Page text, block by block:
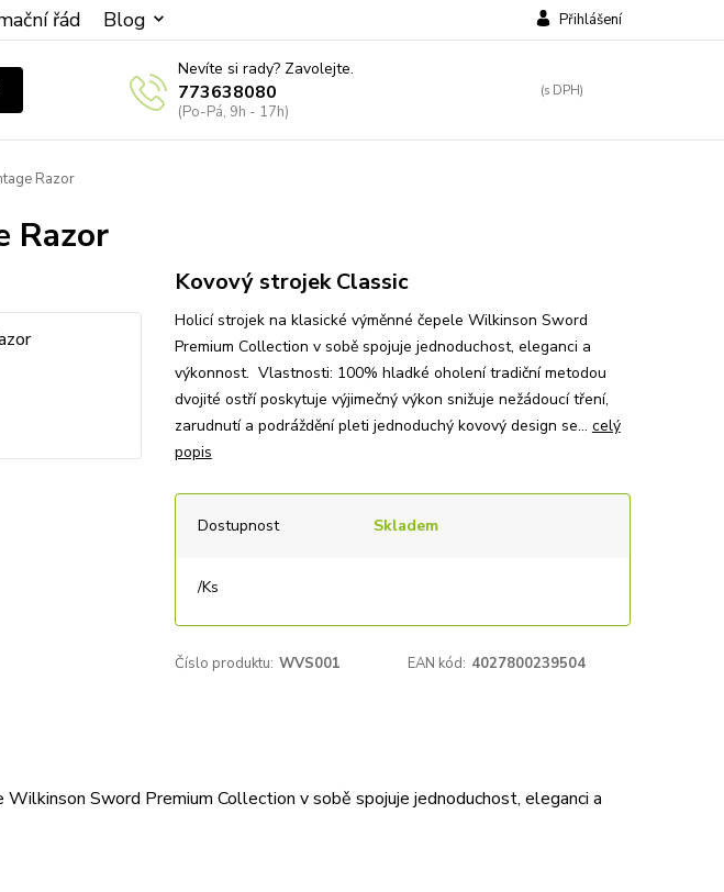
řád Blog Přihlášení
Nevíte si rady? Zavolejte.
773638080
(Po-Pá, 9h - 17h)
Razor
Razor
Kovový strojek Classic
Holicí strojek na klasické výměnné čepele Wilkinson Sword
Premium Collection v sobě spojuje jednoduchost, eleganci a
výkonnost. Vlastnosti: 100% hladké oholení tradiční metodou
dvojité ostří poskytuje výjimečný výkon snižuje nežádoucí tření,
zarudnutí a podráždění pleti jednoduchý kovový design se... celý
popis
Dostupnost Skladem
/Ks
Číslo produktu: WVS001 EAN kód: 4027800239504
Sword Premium Collection v sobě spojuje jednoduchost, eleganci a